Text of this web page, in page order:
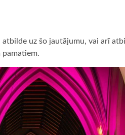
uz šo jautājumu, vai arī
pamatiem.